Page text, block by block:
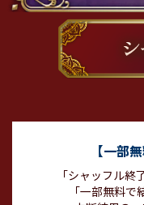
【一部
「シャッフル
「一部無料で